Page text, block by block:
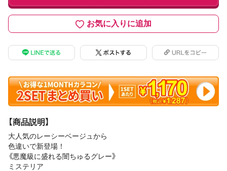
お気に入りに追加
【商品説明】
大人気のレーシーベージュから
色違いで新登場！
《悪魔級に盛れる闇ちゅるグレー》
ミステリア